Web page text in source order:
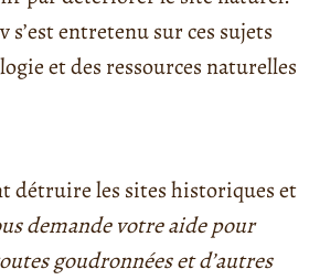
s’est entretenu sur ces sujets
et des ressources naturelles
détruire les sites historiques et
demande votre aide pour
goudronnées et d’autres